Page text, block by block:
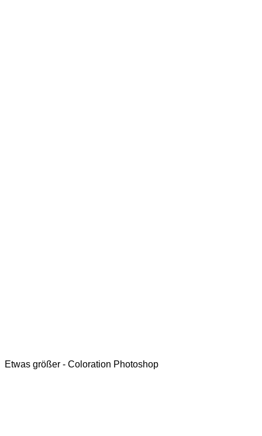
Etwas größer - Coloration Photoshop